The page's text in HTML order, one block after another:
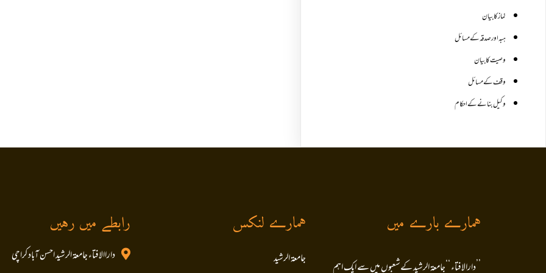
نماز کا بیان
ہبہ اور صدقہ کے مسائل
وصیت کا بیان
وقف کے مسائل
وکیل بنانے کے احکام
ہمارے بارے میں
’’دارالافتاء ‘‘جامعۃ الرشید کےشعبوں میں سے ایک اہم
ہمارے لنکس
جامعۃ الرشید
رابطے میں رہیں
داراالافتاء جامعۃ الرشید احسن آباد کراچی